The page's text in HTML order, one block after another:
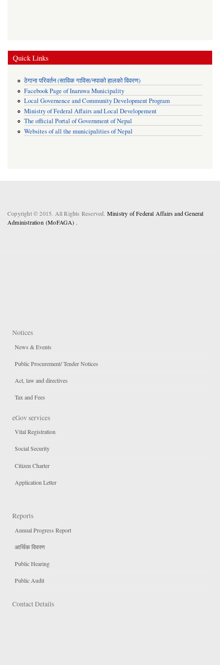
Quick Links
ठेगाना परिवर्तन (साविक गाविस/नपाको हालको विवरण)
Facebook Page of Inaruwa Municipality
Local Governence and Community Development Program
Ministry of Federal Affairs and Local Developement
The official Portal of Government of Nepal
Websites of all the municipalities of Nepal
Copyright © 2015. All Rights Reserved. Ministry of Federal Affairs and General
Administration (MoFAGA) .
Notices
News & Events
Public Procurement/ Tender Notices
Act, law and directives
Tax and Fees
eGov services
Vital Registration
Social Security
Citizen Charter
Application Letter
Reports
Annual Progress Report
आर्थिक विवरण
Public Hearing
Public Audit
Contact Details